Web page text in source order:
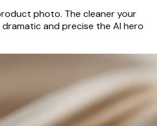
photo. The cleaner your
and precise the AI hero